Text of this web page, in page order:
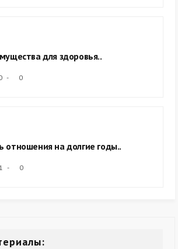
для здоровья..
0
отношения на долгие годы..
1 0